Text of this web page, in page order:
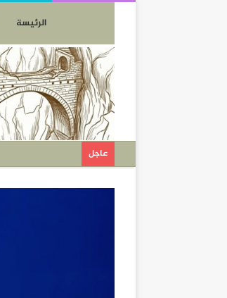
الرئيسة
عاجل